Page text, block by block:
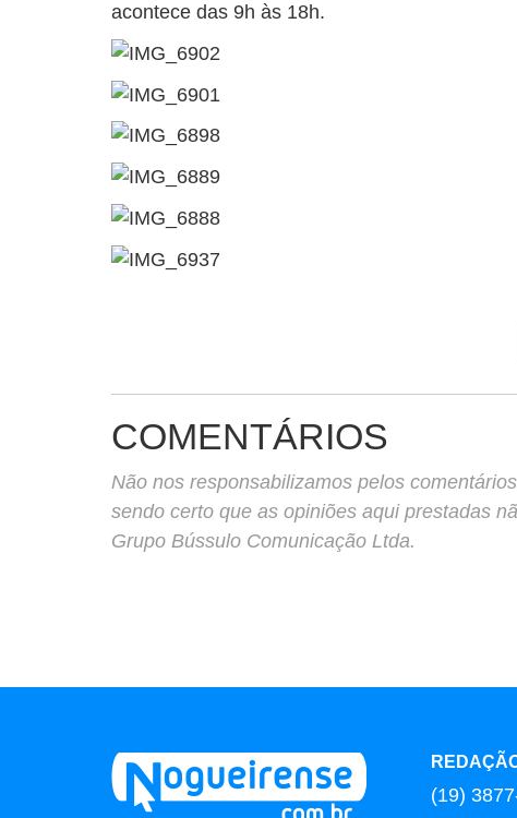
acontece das 9h às 18h.
COMENTÁRIOS
Não nos responsabilizamos pelos
sendo certo que as opiniões aqui prestadas
Grupo Bússulo Comunicação Ltda.
(19)